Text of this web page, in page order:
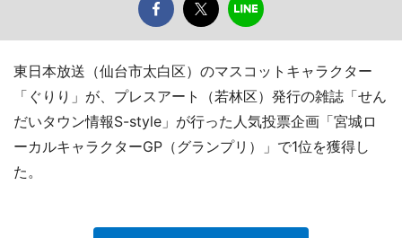
東日本放送（仙台市太白区）のマスコットキャラクター
「ぐりり」が、プレスアート（若林区）発行の雑誌「せん
だいタウン情報S-style」が行った人気投票企画「宮城ロ
ーカルキャラクターGP（グランプリ）」で1位を獲得し
た。